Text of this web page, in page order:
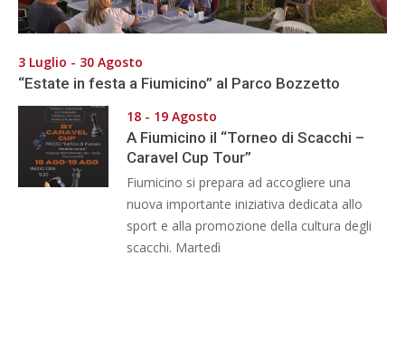
3 Luglio - 30 Agosto
“Estate in festa a Fiumicino” al Parco Bozzetto
18 - 19 Agosto
A Fiumicino il “Torneo di Scacchi –
Caravel Cup Tour”
Fiumicino si prepara ad accogliere una
nuova importante iniziativa dedicata allo
sport e alla promozione della cultura degli
scacchi. Martedì